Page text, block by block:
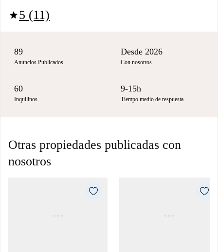
star5 (11)
89
Anuncios Publicados
Desde 2026
Con nosotros
60
Inquilinos
9-15h
Tiempo medio de respuesta
Otras propiedades publicadas con
nosotros